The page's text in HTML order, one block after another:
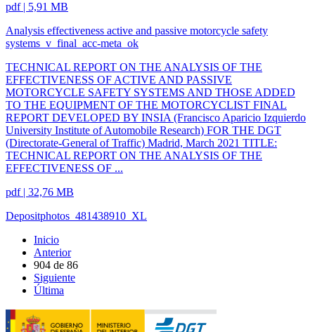
pdf | 5,91 MB
Analysis effectiveness active and passive motorcycle safety
systems_v_final_acc-meta_ok
TECHNICAL REPORT ON THE ANALYSIS OF THE
EFFECTIVENESS OF ACTIVE AND PASSIVE
MOTORCYCLE SAFETY SYSTEMS AND THOSE ADDED
TO THE EQUIPMENT OF THE MOTORCYCLIST FINAL
REPORT DEVELOPED BY INSIA (Francisco Aparicio Izquierdo
University Institute of Automobile Research) FOR THE DGT
(Directorate-General of Traffic) Madrid, March 2021 TITLE:
TECHNICAL REPORT ON THE ANALYSIS OF THE
EFFECTIVENESS OF ...
pdf | 32,76 MB
Depositphotos_481438910_XL
Inicio
Anterior
904 de 86
Siguiente
Última